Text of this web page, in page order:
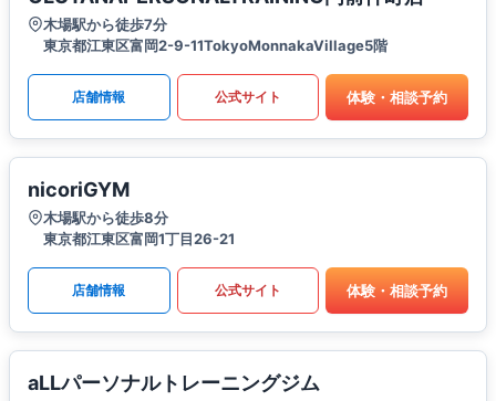
木場駅から徒歩7分
東京都江東区富岡2-9-11TokyoMonnakaVillage5階
店舗情報 公式サイト 体験・相談予約
nicoriGYM
木場駅から徒歩8分
東京都江東区富岡1丁目26-21
店舗情報 公式サイト 体験・相談予約
aLLパーソナルトレーニングジム